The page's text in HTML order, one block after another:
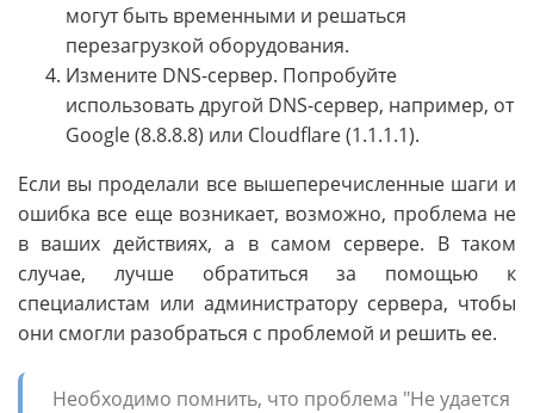
могут быть временными и решаться
перезагрузкой оборудования.
Измените DNS-сервер. Попробуйте
использовать другой DNS-сервер, например, от
Google (8.8.8.8) или Cloudflare (1.1.1.1).
Если вы проделали все вышеперечисленные шаги и
ошибка все еще возникает, возможно, проблема не
в ваших действиях, а в самом сервере. В таком
случае, лучше обратиться за помощью к
специалистам или администратору сервера, чтобы
они смогли разобраться с проблемой и решить ее.
Необходимо помнить, что проблема "Не удается